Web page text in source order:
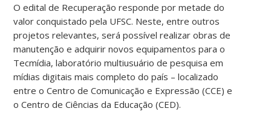
O edital de Recuperação responde por metade do
valor conquistado pela UFSC. Neste, entre outros
projetos relevantes, será possível realizar obras de
manutenção e adquirir novos equipamentos para o
Tecmídia, laboratório multiusuário de pesquisa em
mídias digitais mais completo do país – localizado
entre o Centro de Comunicação e Expressão (CCE) e
o Centro de Ciências da Educação (CED).